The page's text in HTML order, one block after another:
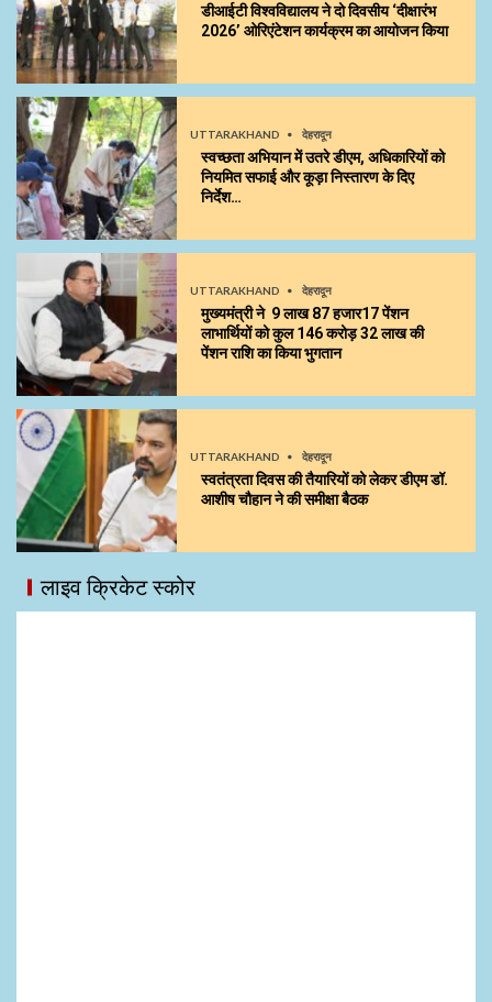
डीआईटी विश्वविद्यालय ने दो दिवसीय ‘दीक्षारंभ
2026’ ओरिएंटेशन कार्यक्रम का आयोजन किया
UTTARAKHAND देहरादून
स्वच्छता अभियान में उतरे डीएम, अधिकारियों को
नियमित सफाई और कूड़ा निस्तारण के दिए
निर्देश…
UTTARAKHAND देहरादून
मुख्यमंत्री ने 9 लाख 87 हजार17 पेंशन
लाभार्थियों को कुल ₹146 करोड़ 32 लाख की
पेंशन राशि का किया भुगतान
UTTARAKHAND देहरादून
स्वतंत्रता दिवस की तैयारियों को लेकर डीएम डॉ.
आशीष चौहान ने की समीक्षा बैठक
लाइव क्रिकेट स्कोर